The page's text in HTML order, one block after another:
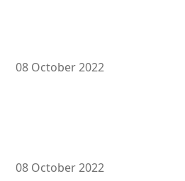
08 October 2022
08 October 2022